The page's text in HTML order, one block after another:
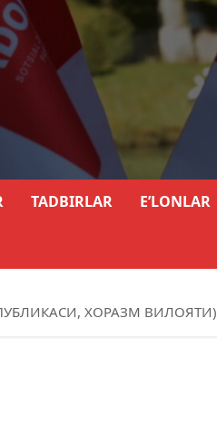
TADBIRLAR E’LONLAR
ХОРАЗМ ВИЛОЯТИ)